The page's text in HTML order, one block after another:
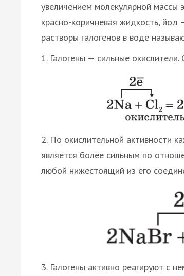
увеличением молекулярной
красно-коричневая жидкость,
растворы галогенов в воде
1. Галогены — сильные
2. По окислительной активности
является более сильным по
любой нижестоящий из его
3. Галогены активно реагируют с